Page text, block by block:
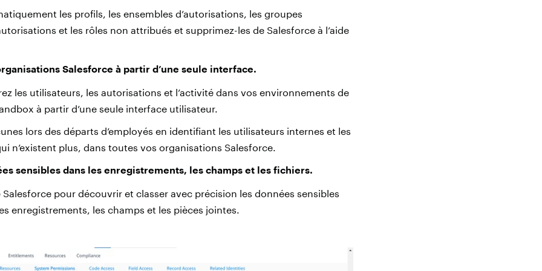
les profils, les ensembles d’autorisations, les groupes
et les rôles non attribués et supprimez-les de Salesforce à l’aide
Salesforce à partir d’une seule interface.
les utilisateurs, les autorisations et l’activité dans vos environnements de
à partir d’une seule interface utilisateur.
lors des départs d’employés en identifiant les utilisateurs internes et les
n’existent plus, dans toutes vos organisations Salesforce.
sensibles dans les enregistrements, les champs et les fichiers.
Salesforce pour découvrir et classer avec précision les données sensibles
enregistrements, les champs et les pièces jointes.